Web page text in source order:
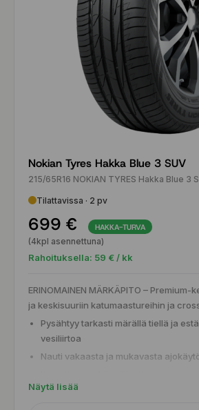
Nokian Tyres Hakka Blue 3 SUV
215/65R16 NOKIAN TYRES Hakka Blue 3
Tilattavissa · 2 pv
699 € HAKKA-TURVA
(4kpl asennettuna)
Rahoituksella: 59 € / kk
ERINOMAINEN MÄRKÄPITO –
ja keskisuuriin katumaastureihin ja
Pysähtyy tarkasti märällä tiellä ja
vesiliirtoa
Nauti vakaasta ja mukavasta
Aramid-sivupinnat parantavat
Näytä lisää